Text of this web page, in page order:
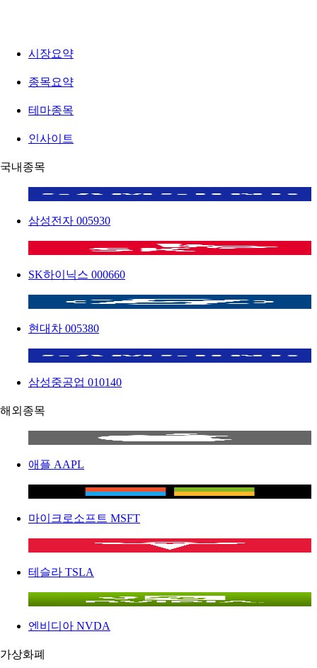
시장요약
종목요약
테마종목
인사이트
국내종목
삼성전자 005930
SK하이닉스 000660
현대차 005380
삼성중공업 010140
해외종목
애플 AAPL
마이크로소프트 MSFT
테슬라 TSLA
엔비디아 NVDA
가상화폐